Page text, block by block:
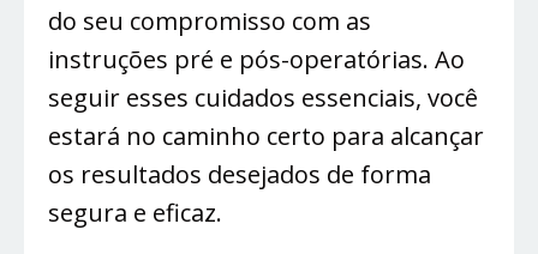
do seu compromisso com as
instruções pré e pós-operatórias. Ao
seguir esses cuidados essenciais, você
estará no caminho certo para alcançar
os resultados desejados de forma
segura e eficaz.